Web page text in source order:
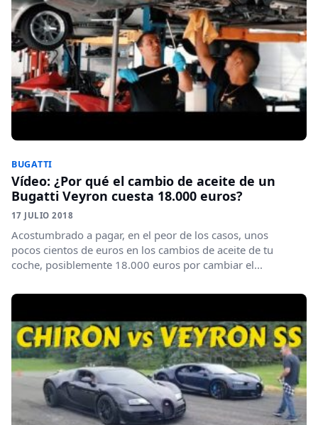
BUGATTI
Vídeo: ¿Por qué el cambio de aceite de un
Bugatti Veyron cuesta 18.000 euros?
17 JULIO 2018
Acostumbrado a pagar, en el peor de los casos, unos
pocos cientos de euros en los cambios de aceite de tu
coche, posiblemente 18.000 euros por cambiar el...